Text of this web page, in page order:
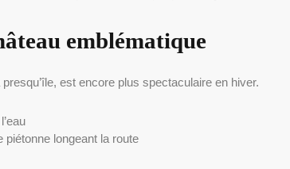
emblématique
est encore plus spectaculaire en hiver.
longeant la route